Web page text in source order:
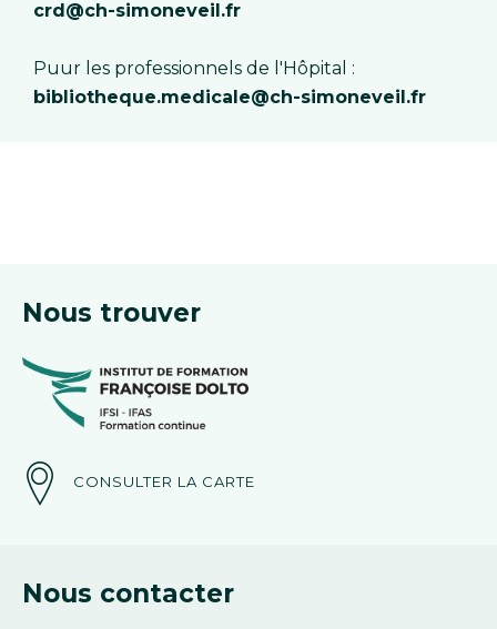
crd@ch-simoneveil.fr
Puur les professionnels de l'Hôpital :
bibliotheque.medicale@ch-simoneveil.fr
Nous trouver
CONSULTER LA CARTE
Nous contacter